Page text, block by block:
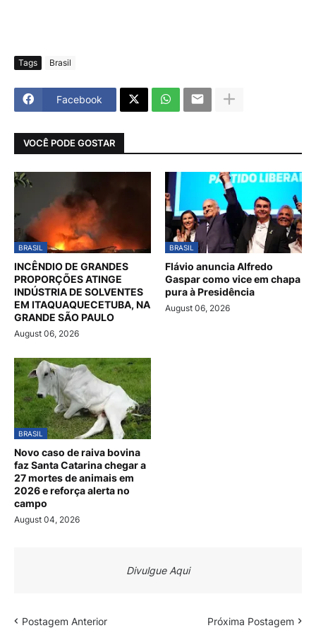
Tags Brasil
Facebook
VOCÊ PODE GOSTAR
BRASIL
INCÊNDIO DE GRANDES
PROPORÇÕES ATINGE
INDÚSTRIA DE SOLVENTES
EM ITAQUAQUECETUBA, NA
GRANDE SÃO PAULO
August 06, 2026
BRASIL
Flávio anuncia Alfredo
Gaspar como vice em chapa
pura à Presidência
August 06, 2026
BRASIL
Novo caso de raiva bovina
faz Santa Catarina chegar a
27 mortes de animais em
2026 e reforça alerta no
campo
August 04, 2026
Divulgue Aqui
Postagem Anterior Próxima Postagem